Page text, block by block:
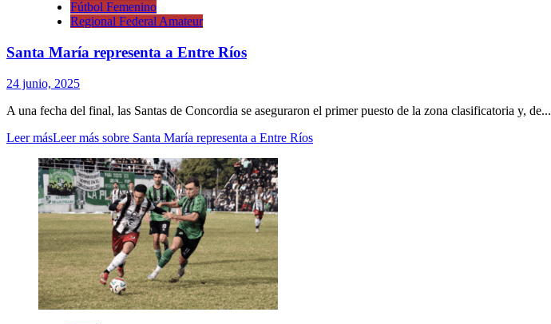
Fútbol Femenino
Regional Federal Amateur
Santa María representa a Entre Ríos
24 junio, 2025
A una fecha del final, las Santas de Concordia se aseguraron el primer puesto de la zona clasificatoria y, de...
Leer másLeer más sobre Santa María representa a Entre Ríos